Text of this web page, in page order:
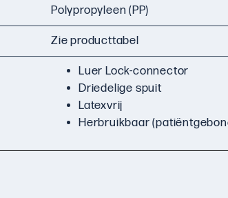
Polypropyleen (PP)
Zie producttabel
Luer Lock-connector
Driedelige spuit
Latexvrij
Herbruikbaar